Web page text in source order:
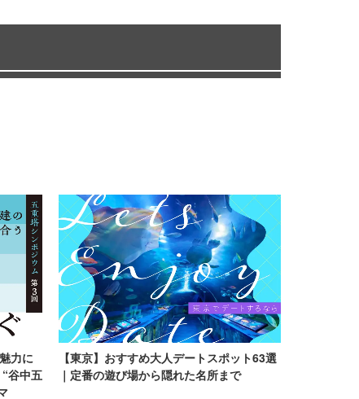
力に
谷中五
【東京】おすすめ大人デートスポット63選
｜定番の遊び場から隠れた名所まで